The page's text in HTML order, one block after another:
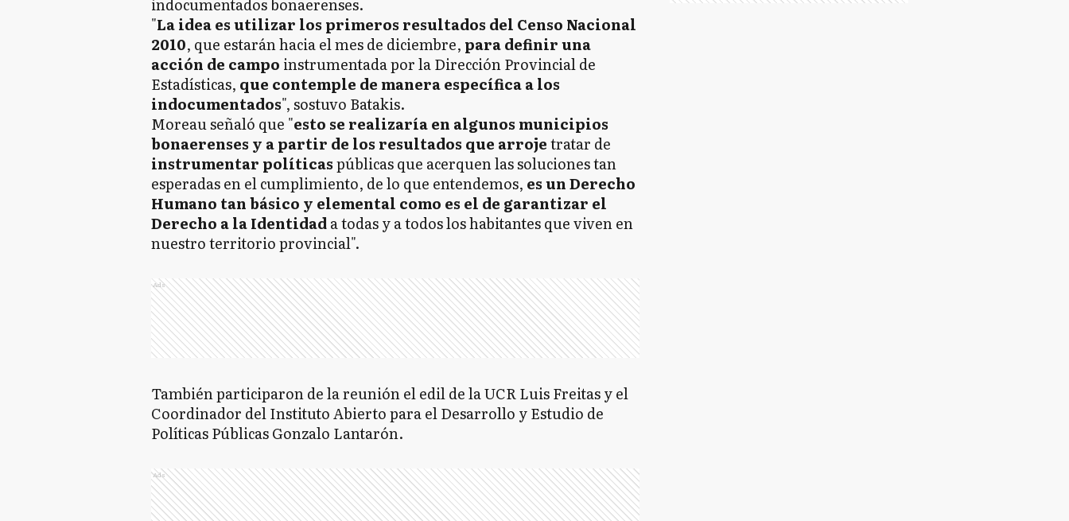
indocumentados bonaerenses.
"La idea es utilizar los primeros resultados del Censo Nacional
2010, que estarán hacia el mes de diciembre, para definir una
acción de campo instrumentada por la Dirección Provincial de
Estadísticas, que contemple de manera específica a los
indocumentados", sostuvo Batakis.
Moreau señaló que "esto se realizaría en algunos municipios
bonaerenses y a partir de los resultados que arrojetratar de
instrumentar políticaspúblicas que acerquen las soluciones tan
esperadas en el cumplimiento, de lo que entendemos, es un Derecho
Humano tan básico y elemental como es el de garantizar el
Derecho a la Identidada todas y a todos los habitantes que viven en
nuestro territorio provincial".
Ads
También participaron de la reunión el edil de la UCR Luis Freitas y el
Coordinador del Instituto Abierto para el Desarrollo y Estudio de
Políticas Públicas Gonzalo Lantarón.
Ads